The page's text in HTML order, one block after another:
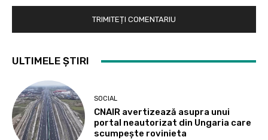
ULTIMELE ȘTIRI
SOCIAL
CNAIR avertizează asupra unui
portal neautorizat din Ungaria care
scumpește rovinieta